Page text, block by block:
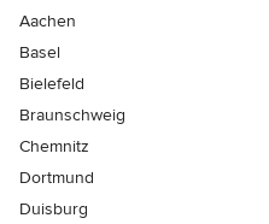
Aachen
Basel
Bielefeld
Braunschweig
Chemnitz
Dortmund
Duisburg